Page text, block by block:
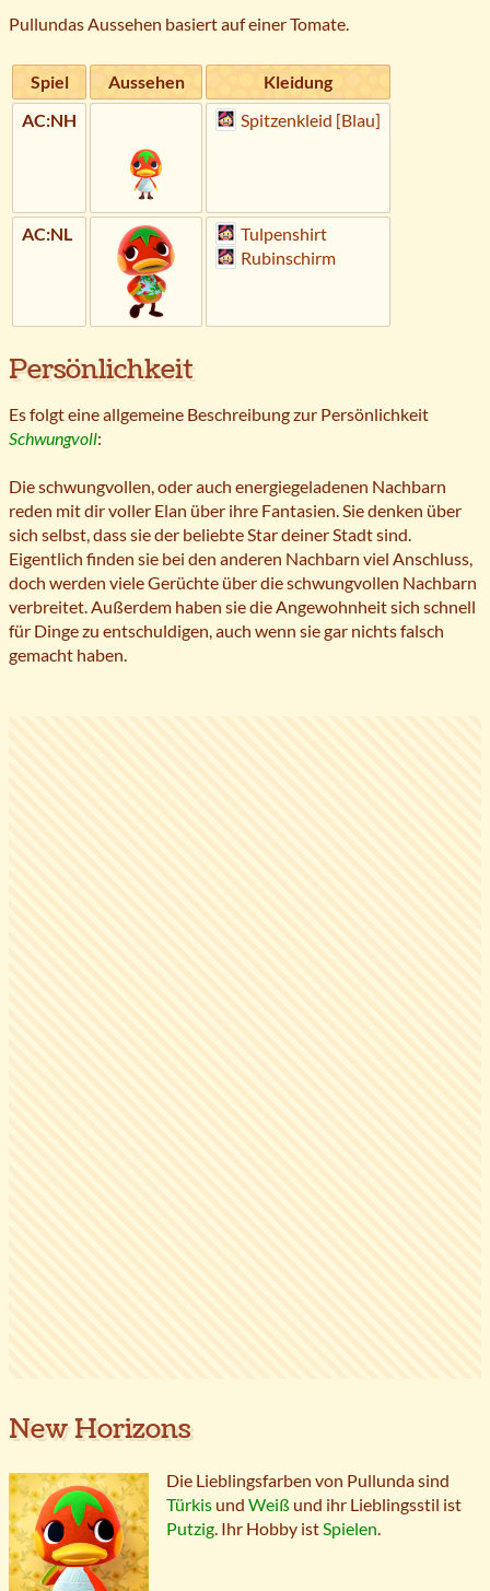
Pullundas Aussehen basiert auf einer Tomate.
Spiel Aussehen
Kleidung
AC:NH
Spitzenkleid [Blau]
AC:NL
Tulpenshirt
Rubinschirm
Persönlichkeit
Es folgt eine allgemeine Beschreibung zur Persönlichkeit
Schwungvoll:
Die schwungvollen, oder auch energiegeladenen Nachbarn
reden mit dir voller Elan über ihre Fantasien. Sie denken über
sich selbst, dass sie der beliebte Star deiner Stadt sind.
Eigentlich finden sie bei den anderen Nachbarn viel Anschluss,
doch werden viele Gerüchte über die schwungvollen Nachbarn
verbreitet. Außerdem haben sie die Angewohnheit sich schnell
für Dinge zu entschuldigen, auch wenn sie gar nichts falsch
gemacht haben.
New Horizons
Die Lieblingsfarben von Pullunda sind
Türkis und Weiß und ihr Lieblingsstil ist
Putzig. Ihr Hobby istSpielen.